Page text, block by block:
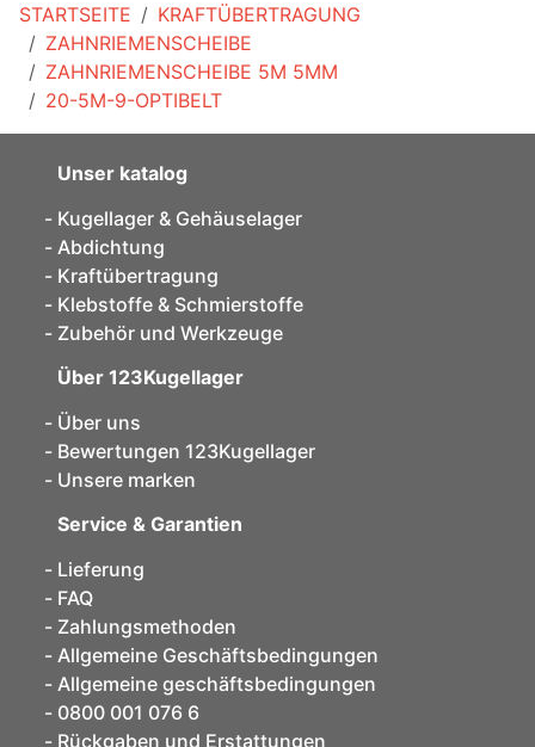
STARTSEITE
KRAFTÜBERTRAGUNG
ZAHNRIEMENSCHEIBE
ZAHNRIEMENSCHEIBE 5M 5MM
20-5M-9-OPTIBELT
Unser katalog
Kugellager & Gehäuselager
Abdichtung
Kraftübertragung
Klebstoffe & Schmierstoffe
Zubehör und Werkzeuge
Über 123Kugellager
Über uns
Bewertungen 123Kugellager
Unsere marken
Service & Garantien
Lieferung
FAQ
Zahlungsmethoden
Allgemeine Geschäftsbedingungen
Allgemeine geschäftsbedingungen
0800 001 076 6
Rückgaben und Erstattungen